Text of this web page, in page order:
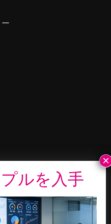
前 – 6:00午後
沙区, 広州市, 広東省